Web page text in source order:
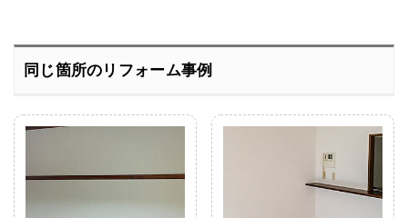
同じ箇所のリフォーム事例